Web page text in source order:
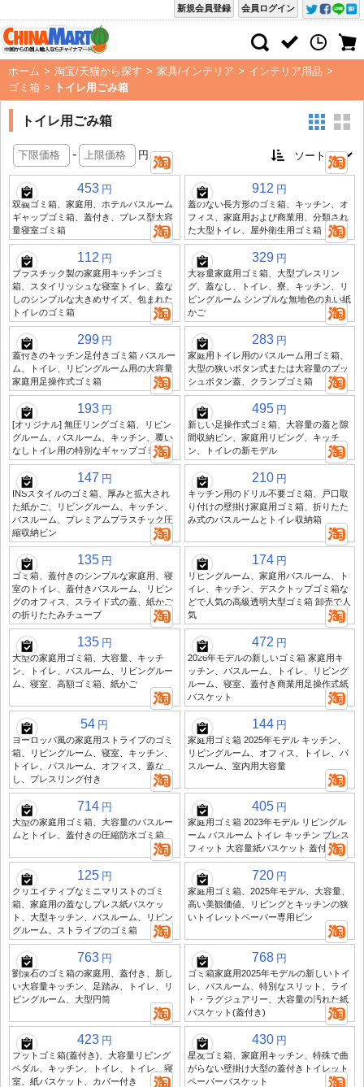
会員ログイン
新規会員登録
ホーム > 淘宝/天猫から探す > 家具/インテリア > インテリア用品 >
ゴミ箱 > トイレ用ごみ箱
トイレ用ごみ箱
- 円
453 円
双義ゴミ箱、家庭用、ホテルバスルーム
ギャップゴミ箱、蓋付き、プレス型大容
量寝室ゴミ箱
912 円
蓋のない長方形のゴミ箱、キッチン、オ
フィス、家庭用および商業用、分類され
た大型トイレ、屋外衛生用ゴミ箱
112 円
プラスチック製の家庭用キッチンゴミ
箱、スタイリッシュな寝室トイレ、蓋な
しのシンプルな大きめサイズ、包まれた
トイレのゴミ箱
329 円
大容量家庭用ゴミ箱、大型プレスリン
グ、蓋なし、トイレ、寮、キッチン、リ
ビングルーム シンプルな無地色の丸い紙
かご
299 円
蓋付きのキッチン足付きゴミ箱 バスルー
ム、トイレ、リビングルーム用の大容量
家庭用足操作式ゴミ箱
283 円
家庭用トイレ用のバスルーム用ゴミ箱、
大型の狭いボタン式または大容量のプッ
シュボタン蓋、クランプゴミ箱
193 円
[オリジナル] 無圧リングゴミ箱、リビン
グルーム、バスルーム、キッチン、覆い
なしトイレ用の特別なギャップゴミ箱
495 円
新しい足操作式ゴミ箱、大容量の蓋と隙
間収納ビン、家庭用リビング、キッチ
ン、トイレの新モデル
147 円
INSスタイルのゴミ箱、厚みと拡大され
た紙かご、リビングルーム、キッチン、
バスルーム、プレミアムプラスチック圧
縮収納ビン
210 円
キッチン用のドリル不要ゴミ箱、戸口取
り付けの壁掛け家庭用ゴミ箱、折りたた
み式のバスルームとトイレ収納箱
135 円
ゴミ箱、蓋付きのシンプルな家庭用、寝
室のトイレ、蓋付きバスルーム、リビン
グのオフィス、スライド式の蓋、紙かご
の折りたたみチューブ
174 円
リビングルーム、家庭用バスルーム、ト
イレ、キッチン、デスクトップゴミ箱な
どで人気の高級透明大型ゴミ箱 卸売で人
気
135 円
大型の家庭用ゴミ箱、大容量、キッチ
ン、トイレ、バスルーム、リビングルー
ム、寝室、高額ゴミ箱、紙かご
472 円
2026年モデルの新しいゴミ箱 家庭用キ
ッチン、バスルーム、トイレ、リビング
ルーム、寝室、蓋付き商業用足操作式紙
バスケット
54 円
ヨーロッパ風の家庭用ストライプのゴミ
箱、リビングルーム、寝室、キッチン、
トイレ、バスルーム、オフィス、蓋な
し、プレスリング付き
144 円
家庭用ゴミ箱 2025年モデル キッチン、
リビングルーム、オフィス、トイレ、バ
スルーム、室内用大容量
714 円
大型の家庭用ゴミ箱、大容量のバスルー
ムとトイレ、蓋付きの圧縮防水ゴミ箱
405 円
家庭用ゴミ箱 2023年モデル リビングル
ーム バスルーム トイレ キッチン プレス
フィット 大容量紙バスケット 蓋付き
125 円
クリエイティブなミニマリストのゴミ
箱、家庭用の蓋なしプレス紙バスケッ
ト、大型キッチン、バスルーム、リビン
グルーム、ストライプのゴミ箱
720 円
家庭用ゴミ箱、2025年モデル、大容量、
高い美観価値、リビングとキッチンの狭
いトイレットペーパー専用ビン
763 円
劉漢石のゴミ箱の家庭用、蓋付き、新し
い大容量キッチン、足踏み、トイレ、リ
ビングルーム、大型円筒
768 円
ゴミ箱家庭用2025年モデルの新しいトイ
レ、バスルーム、特別なスリット、ライ
ト・ラグジュアリー、大容量の汚れた紙
バスケット(蓋付き)
423 円
フットゴミ箱(蓋付き)、大容量リビング
ペダル、キッチン、トイレ、トイレ、寝
室、紙バスケット、カバー付き
430 円
星友ゴミ箱、家庭用キッチン、特殊で曲
がらない壁掛け大型の蓋付きトイレット
ペーパーバスケット